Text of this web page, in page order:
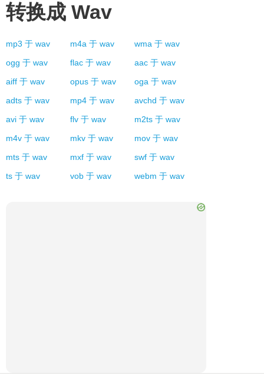
转换成 Wav
mp3 于 wav m4a 于 wav wma 于 wav
ogg 于 wav flac 于 wav aac 于 wav
aiff 于 wav opus 于 wav oga 于 wav
adts 于 wav mp4 于 wav avchd 于 wav
avi 于 wav flv 于 wav m2ts 于 wav
m4v 于 wav mkv 于 wav mov 于 wav
mts 于 wav mxf 于 wav swf 于 wav
ts 于 wav vob 于 wav webm 于 wav